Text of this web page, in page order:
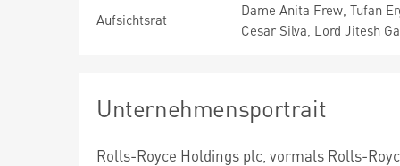
Aufsichtsrat
Dame Anita Frew, Tufan
Cesar Silva, Lord Jitesh
Unternehmensportrait
Rolls-Royce Holdings plc, vormals Rolls-